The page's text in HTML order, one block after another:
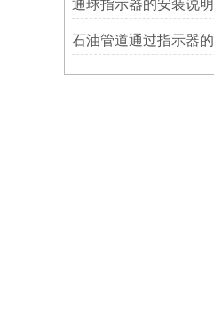
​通球指示器的安装说明